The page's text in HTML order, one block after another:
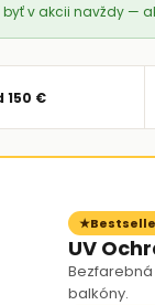
v akcii navždy —
150 €
UV
balkóny.